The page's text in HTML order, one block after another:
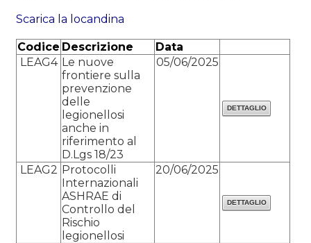
Scarica la locandina
Codice Descrizione
Data
LEAG4 Le nuove
frontiere sulla
prevenzione
delle
legionellosi
anche in
riferimento al
D.Lgs 18/23
05/06/2025
LEAG2 Protocolli
Internazionali
ASHRAE di
Controllo del
Rischio
legionellosi
20/06/2025